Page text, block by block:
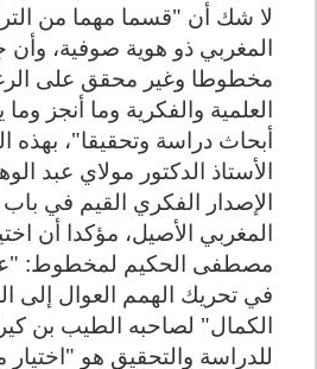
لا شك أن "قسما مهما من
المغربي ذو هوية صوفية، وأن
مخطوطا وغير محقق على
العلمية والفكرية وما أنجز
أبحاث دراسة وتحقيقا"، بهذه
الأستاذ الدكتور مولاي عبد
الإصدار الفكري القيم في
المغربي الأصيل، مؤكدا أن
مصطفى الحكيم لمخطوط:
في تحريك الهمم العوال إلى
الكمال" لصاحبه الطيب بن
للدراسة والتحقيق هو